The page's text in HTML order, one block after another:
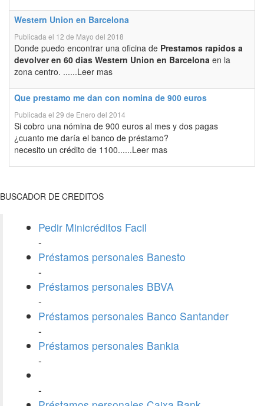
Western Union en Barcelona
Publicada el 12 de Mayo del 2018
Donde puedo encontrar una oficina de Prestamos rapidos a
devolver en 60 dias Western Union en Barcelona en la
zona centro. ......Leer mas
Que prestamo me dan con nomina de 900 euros
Publicada el 29 de Enero del 2014
Si cobro una nómina de 900 euros al mes y dos pagas
¿cuanto me daría el banco de préstamo?
necesito un crédito de 1100......Leer mas
BUSCADOR DE CREDITOS
Pedir Minicréditos Facil
-
Préstamos personales Banesto
-
Préstamos personales BBVA
-
Préstamos personales Banco Santander
-
Préstamos personales Bankia
-
-